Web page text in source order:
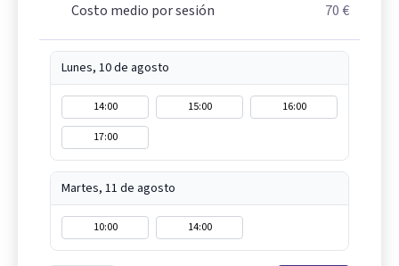
Costo medio por sesión
70 €
Lunes, 10 de agosto
14:00 15:00
16:00
17:00
Martes, 11 de agosto
10:00 14:00